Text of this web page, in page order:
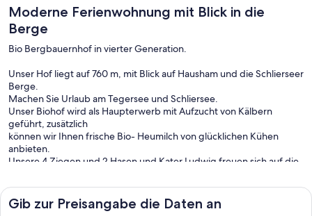
Moderne Ferienwohnung mit Blick in die
Berge
Bio Bergbauernhof in vierter Generation.
Unser Hof liegt auf 760 m, mit Blick auf Hausham und die Schlierseer
Berge.
Machen Sie Urlaub am Tegersee und Schliersee.
Unser Biohof wird als Haupterwerb mit Aufzucht von Kälbern
geführt, zusätzlich
können wir Ihnen frische Bio- Heumilch von glücklichen Kühen
anbieten.
Unsere 4 Ziegen und 2 Hasen und Kater Ludwig freuen sich auf die
Für die Kinder gibt es ein großes Trampolin im Garten.
Bei uns auf dem Hof wohnen Sie in 4* Ferienwohnungen mit
traumhaften Ausblick in die Berge. Die Wohnungen sind modern
Gib zur Preisangabe die Daten an